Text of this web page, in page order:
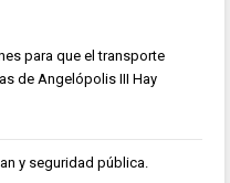
para que el transporte
de Angelópolis III Hay
y seguridad pública.